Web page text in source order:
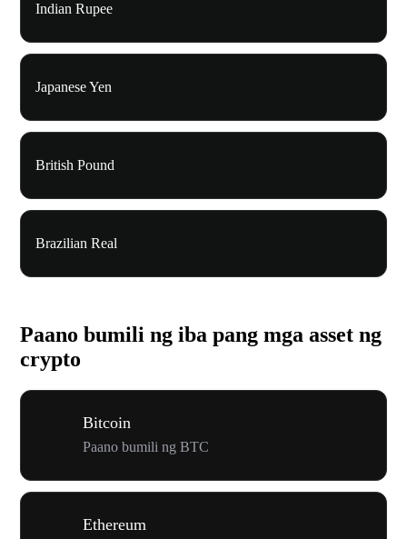
Indian Rupee
Japanese Yen
British Pound
Brazilian Real
Paano bumili ng iba pang mga asset ng
crypto
Bitcoin
Paano bumili ng BTC
Ethereum